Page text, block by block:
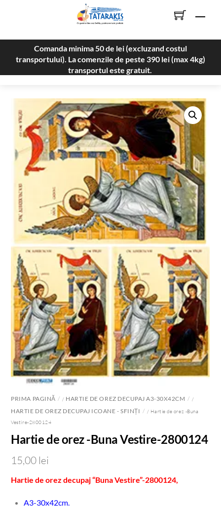
Comanda minima 50 de lei (excluzand costul
transportului). La comenzile de peste 390 lei (max 4kg)
transportul este gratuit.
PRIMA PAGINĂ / HARTIE DE OREZ DECUPAJ A3-30X42CM /
HARTIE DE OREZ DECUPAJ ICOANE - SFINȚI
/ Hartie de orez -Buna
Vestire-2800124
Hartie de orez -Buna Vestire-2800124
15,00 lei
Hartie de orez decupaj “Buna Vestire”-2800124,
A3-30x42cm.